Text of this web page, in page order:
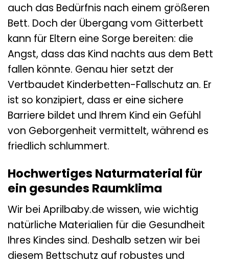
auch das Bedürfnis nach einem größeren
Bett. Doch der Übergang vom Gitterbett
kann für Eltern eine Sorge bereiten: die
Angst, dass das Kind nachts aus dem Bett
fallen könnte. Genau hier setzt der
Vertbaudet Kinderbetten-Fallschutz an. Er
ist so konzipiert, dass er eine sichere
Barriere bildet und Ihrem Kind ein Gefühl
von Geborgenheit vermittelt, während es
friedlich schlummert.
Hochwertiges Naturmaterial für
ein gesundes Raumklima
Wir bei Aprilbaby.de wissen, wie wichtig
natürliche Materialien für die Gesundheit
Ihres Kindes sind. Deshalb setzen wir bei
diesem Bettschutz auf robustes und